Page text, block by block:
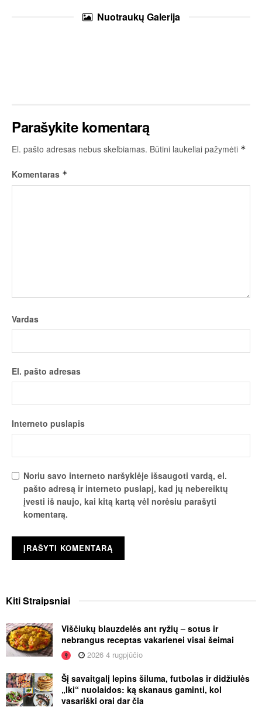
Nuotraukų Galerija
Parašykite komentarą
El. pašto adresas nebus skelbiamas. Būtini laukeliai pažymėti *
Komentaras *
Vardas
El. pašto adresas
Interneto puslapis
Noriu savo interneto naršyklėje išsaugoti vardą, el.
pašto adresą ir interneto puslapį, kad jų nebereiktų
įvesti iš naujo, kai kitą kartą vėl norėsiu parašyti
komentarą.
KitiStraipsniai
Viščiukų blauzdelės ant ryžių – sotus ir
nebrangus receptas vakarienei visai šeimai
2026 4 rugpjūčio
Šį savaitgalį lepins šiluma, futbolas ir didžiulės
„Iki“ nuolaidos: ką skanaus gaminti, kol
vasariški orai dar čia